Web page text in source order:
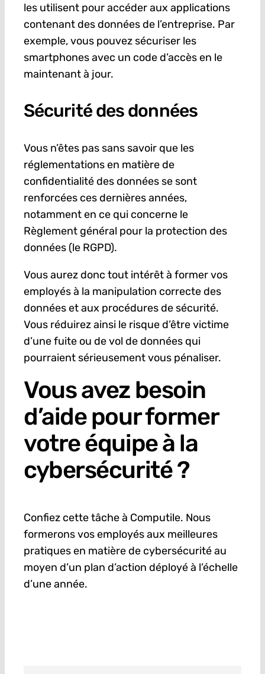
les utilisent pour accéder aux applications
contenant des données de l’entreprise. Par
exemple, vous pouvez sécuriser les
smartphones avec un code d’accès en le
maintenant à jour.
Sécurité des données
Vous n’êtes pas sans savoir que les
réglementations en matière de
confidentialité des données se sont
renforcées ces dernières années,
notamment en ce qui concerne le
Règlement général pour la protection des
données (le RGPD).
Vous aurez donc tout intérêt à former vos
employés à la manipulation correcte des
données et aux procédures de sécurité.
Vous réduirez ainsi le risque d’être victime
d’une fuite ou de vol de données qui
pourraient sérieusement vous pénaliser.
Vous avez besoin
d’aide pour former
votre équipe à la
cybersécurité ?
Confiez cette tâche à Computile. Nous
formerons vos employés aux meilleures
pratiques en matière de cybersécurité au
moyen d’un plan d’action déployé à l’échelle
d’une année.